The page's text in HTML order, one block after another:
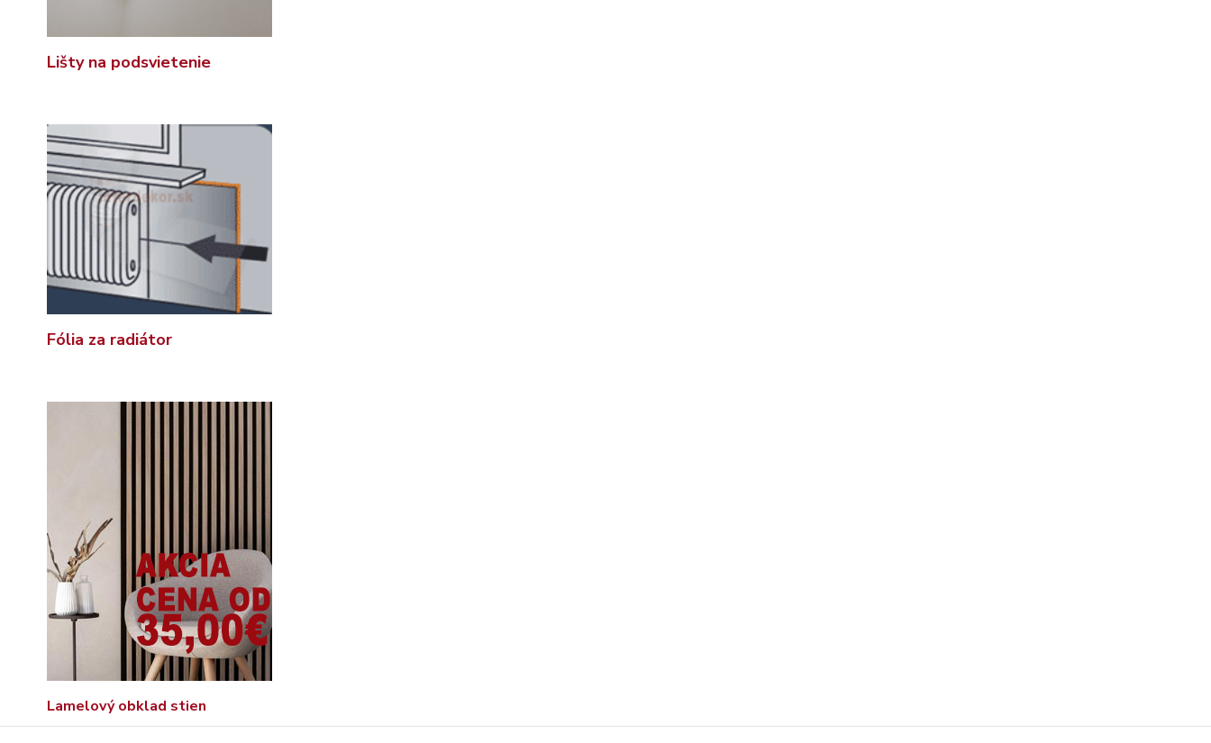
Lišty na podsvietenie
Fólia za radiátor
Lamelový obklad stien